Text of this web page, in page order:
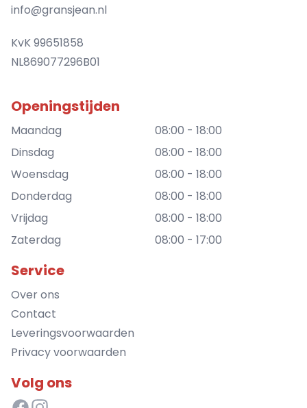
info@gransjean.nl
KvK 99651858
NL869077296B01
Openingstijden
Maandag
08:00 - 18:00
Dinsdag
08:00 - 18:00
Woensdag
08:00 - 18:00
Donderdag
08:00 - 18:00
Vrijdag
08:00 - 18:00
Zaterdag
08:00 - 17:00
Service
Over ons
Contact
Leveringsvoorwaarden
Privacy voorwaarden
Volg ons